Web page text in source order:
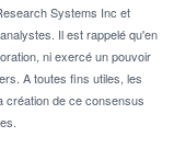
Systems Inc et
Il est rappelé qu'en
ni exercé un pouvoir
A toutes fins utiles, les
création de ce consensus